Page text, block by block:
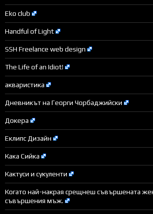
Eko club
Handful of Light
SSH Freelance web design
The Life of an Idiot!
акваристика
Дневникът на Георги Чорбаджийски
Докера
Еклипс Дизайн
Кака Сийка
Кактуси и сукуленти
Когато най-накрая срещнеш съвършената
съвършения мъж.